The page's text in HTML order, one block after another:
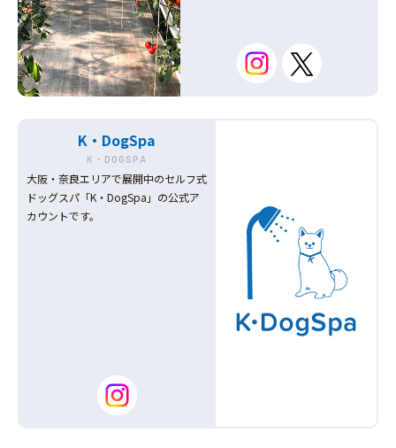
K・DogSpa
K・DOGSPA
大阪・奈良エリアで展開中のセルフ式
ドッグスパ「K・DogSpa」の公式ア
カウントです。